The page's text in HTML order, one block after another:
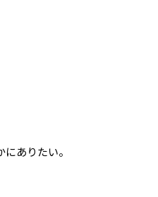
ありたい。